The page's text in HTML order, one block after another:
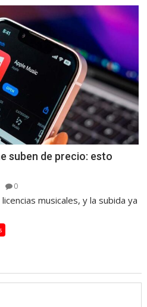
suben de precio: esto
0
musicales, y la subida ya